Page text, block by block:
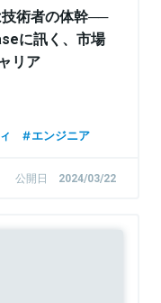
技術者の体幹──
に訊く、市場
リア
エンジニア
公開日 2024/03/22